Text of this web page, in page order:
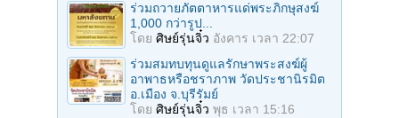
ร่วมถวายภัตตาหารแด่พระภิกษุสงฆ์
1,000 กว่ารูป...
โดย ศิษย์รุ่นจิ๋ว อังคาร เวลา 22:07
ร่วมสมทบทุนดูแลรักษาพระสงฆ์ผู้
อาพาธหรือชราภาพ วัดประชานิรมิต
อ.เมือง จ.บุรีรัมย์
โดย ศิษย์รุ่นจิ๋ว พุธ เวลา 15:16